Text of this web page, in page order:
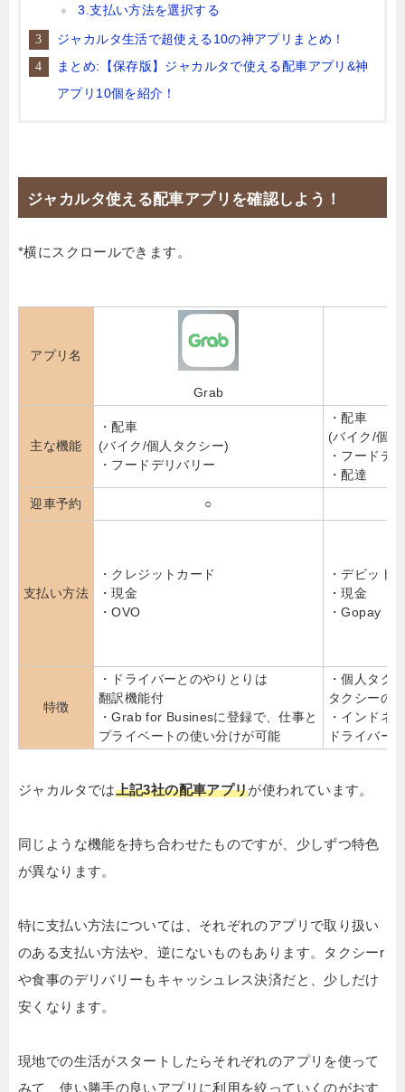
3.支払い方法を選択する
ジャカルタ生活で超使える10の神アプリまとめ！
まとめ:【保存版】ジャカルタで使える配車アプリ&神
アプリ10個を紹介！
ジャカルタ使える配車アプリを確認しよう！
*横にスクロールできます。
アプリ名
Grab
主な機能
・配車
(バイク/個人タクシー)
・フードデリバリー
・配車
(バイク/個
・フードデ
・配達
迎車予約
○
支払い方法
・クレジットカード
・現金
・OVO
・デビット
・現金
・Gopay
特徴
・ドライバーとのやりとりは
翻訳機能付
・Grab for Businesに登録で、仕事と
プライベートの使い分けが可能
・個人タク
タクシーの
・インドネ
ドライバー
ジャカルタでは上記3社の配車アプリが使われています。
同じような機能を持ち合わせたものですが、少しずつ特色
が異なります。
特に支払い方法については、それぞれのアプリで取り扱い
のある支払い方法や、逆にないものもあります。タクシーr
や食事のデリバリーもキャッシュレス決済だと、少しだけ
安くなります。
現地での生活がスタートしたらそれぞれのアプリを使って
みて、使い勝手の良いアプリに利用を絞っていくのがおす